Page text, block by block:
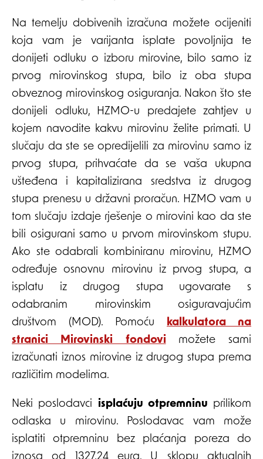
Na temelju dobivenih izračuna možete ocijeniti
koja vam je varijanta isplate povoljnija te
donijeti odluku o izboru mirovine, bilo samo iz
prvog mirovinskog stupa, bilo iz oba stupa
obveznog mirovinskog osiguranja. Nakon što ste
donijeli odluku, HZMO-u predajete zahtjev u
kojem navodite kakvu mirovinu želite primati. U
slučaju da ste se opredijelili za mirovinu samo iz
prvog stupa, prihvaćate da se vaša ukupna
ušteđena i kapitalizirana sredstva iz drugog
stupa prenesu u državni proračun. HZMO vam u
tom slučaju izdaje rješenje o mirovini kao da ste
bili osigurani samo u prvom mirovinskom stupu.
Ako ste odabrali kombiniranu mirovinu, HZMO
određuje osnovnu mirovinu iz prvog stupa, a
isplatu iz drugog stupa ugovarate s
odabranim mirovinskim osiguravajućim
društvom (MOD). Pomoću kalkulatora na
stranici Mirovinski fondovi
možete sami
izračunati iznos mirovine iz drugog stupa prema
različitim modelima.
Neki poslodavci isplaćuju otpremninu prilikom
odlaska u mirovinu. Poslodavac vam može
isplatiti otpremninu bez plaćanja poreza do